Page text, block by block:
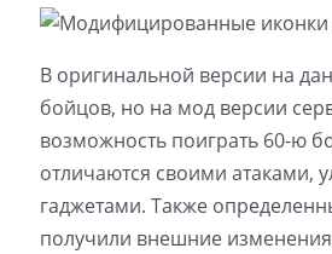
В оригинальной версии на
бойцов, но на мод версии
возможность поиграть 60-ю
отличаются своими атаками,
гаджетами. Также
получили внешние